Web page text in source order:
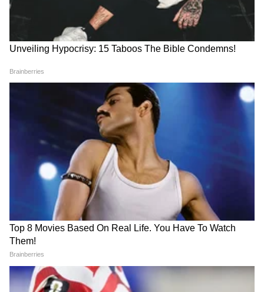
Related Articles
ममता बॅनर्जींना मोठा धक्का? टीएमसीमध्ये बंडाची ठिणगी,
58 आमदारांचा स्वतंत्र गटाचा दावा
Bangle Makeover: जुन्या काचेच्या बांगड्यांना द्या नवा
लुक, फक्त ५० रुपयांत बनवा डिझायनर कंगन!
RECOMMENDED STORIES
Crime News: प्रेमाच्या जाळ्यात
अडकून सॉफ्टवेअर इंजिनिअरने
गमावले 1.66 कोटी रुपये
Pune Acid Attack :
धक्कादायक! मुलगा न झाल्याने पती
संतप्त, पत्नीच्या गुप्तांगावर ओतलं
ॲसिड; पुण्यातील घटनेने खळबळ